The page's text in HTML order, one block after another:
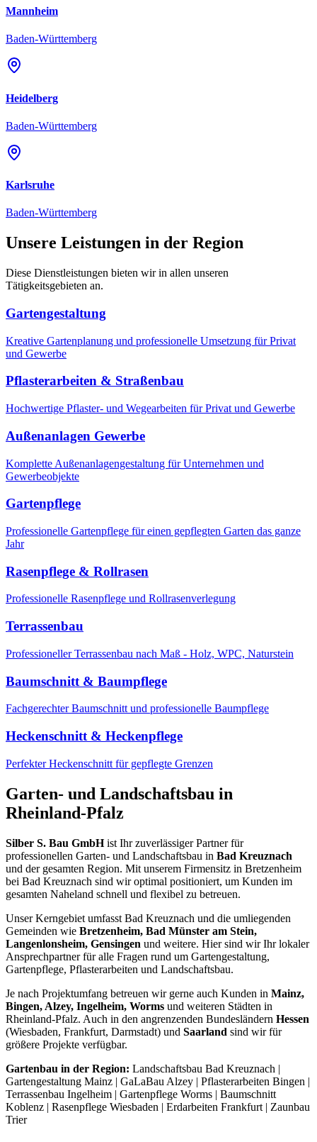
Mannheim
Baden-Württemberg
Heidelberg
Baden-Württemberg
Karlsruhe
Baden-Württemberg
Unsere Leistungen in der Region
Diese Dienstleistungen bieten wir in allen unseren
Tätigkeitsgebieten an.
Gartengestaltung
Kreative Gartenplanung und professionelle Umsetzung für Privat
und Gewerbe
Pflasterarbeiten & Straßenbau
Hochwertige Pflaster- und Wegearbeiten für Privat und Gewerbe
Außenanlagen Gewerbe
Komplette Außenanlagengestaltung für Unternehmen und
Gewerbeobjekte
Gartenpflege
Professionelle Gartenpflege für einen gepflegten Garten das ganze
Jahr
Rasenpflege & Rollrasen
Professionelle Rasenpflege und Rollrasenverlegung
Terrassenbau
Professioneller Terrassenbau nach Maß - Holz, WPC, Naturstein
Baumschnitt & Baumpflege
Fachgerechter Baumschnitt und professionelle Baumpflege
Heckenschnitt & Heckenpflege
Perfekter Heckenschnitt für gepflegte Grenzen
Garten- und Landschaftsbau in
Rheinland-Pfalz
Silber S. Bau GmbHist Ihr zuverlässiger Partner für
professionellen Garten- und Landschaftsbau in Bad Kreuznach
und der gesamten Region. Mit unserem Firmensitz in Bretzenheim
bei Bad Kreuznach sind wir optimal positioniert, um Kunden im
gesamten Naheland schnell und flexibel zu betreuen.
Unser Kerngebiet umfasst Bad Kreuznach und die umliegenden
Gemeinden wie Bretzenheim, Bad Münster am Stein,
Langenlonsheim, Gensingen und weitere. Hier sind wir Ihr lokaler
Ansprechpartner für alle Fragen rund um Gartengestaltung,
Gartenpflege, Pflasterarbeiten und Landschaftsbau.
Je nach Projektumfang betreuen wir gerne auch Kunden in Mainz,
Bingen, Alzey, Ingelheim, Worms und weiteren Städten in
Rheinland-Pfalz. Auch in den angrenzenden Bundesländern Hessen
(Wiesbaden, Frankfurt, Darmstadt) und Saarland sind wir für
größere Projekte verfügbar.
Gartenbau in der Region: Landschaftsbau Bad Kreuznach |
Gartengestaltung Mainz | GaLaBau Alzey | Pflasterarbeiten Bingen |
Terrassenbau Ingelheim | Gartenpflege Worms | Baumschnitt
Koblenz | Rasenpflege Wiesbaden | Erdarbeiten Frankfurt | Zaunbau
Trier